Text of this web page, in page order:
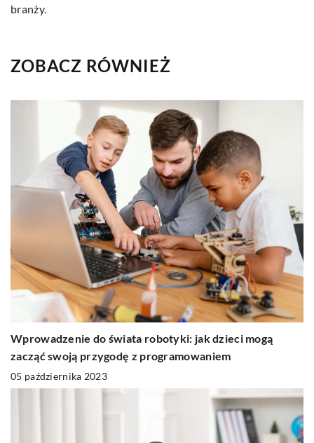
branży.
ZOBACZ RÓWNIEŻ
Wprowadzenie do świata robotyki: jak dzieci mogą
zacząć swoją przygodę z programowaniem
05 października 2023